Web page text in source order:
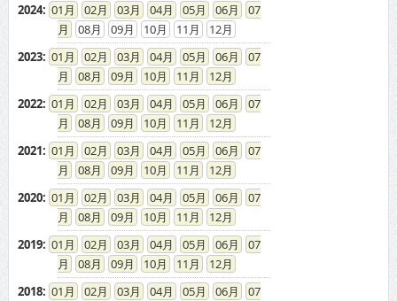
2024: 01 02 03 04 05 06
07
08
09 10 11
12
2023: 01 02 03 04 05 06
07
08
09 10 11
12
2022: 01 02 03 04 05 06
07
08
09 10 11
12
2021: 01 02 03 04 05 06
07
08
09 10 11
12
2020: 01 02 03 04 05 06
07
08
09 10 11
12
2019: 01 02 03 04 05 06
07
08
09 10 11
12
2018: 01 02 03 04 05 06
07